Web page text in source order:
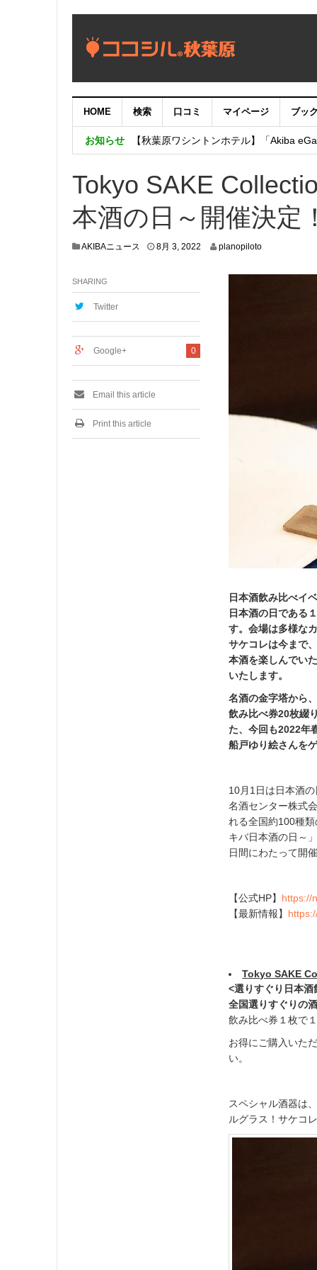
HOME 検索 口コミ マイページ ブッ
お知らせ
【重要：9月5日（火）22時】ココシル
【秋葉原ワシントンホテル】「Akiba
Tokyo SAKE
本酒の日～開催決定
AKIBAニュース 8月 3, 2022 planopiloto
日本酒飲み比べイ
日本酒の日である
す。会場は多様な
サケコレは今まで
本酒を楽しんでい
いたします。
名酒の金字塔から
飲み比べ券20枚綴
た、今回も2022年
船戸ゆり絵さんを
10月1日は日本酒
名酒センター株式
れる全国約100種
キバ日本酒の日～
日間にわたって開
【公式HP】 https://
【最新情報】
Tokyo SAKE
<選りすぐり日本酒
全国選りすぐりの
飲み比べ券１枚で
お得にご購入いた
い。
スペシャル酒器は
ルグラス！サケコ
SHARING
Twitter
0
Google+
Email this article
Print this article